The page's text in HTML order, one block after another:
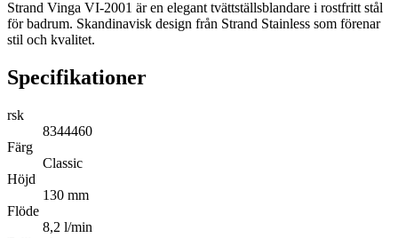
Strand Vinga VI-2001 är en elegant tvättställsblandare i rostfritt stål
för badrum. Skandinavisk design från Strand Stainless som förenar
stil och kvalitet.
Specifikationer
rsk
8344460
Färg
Classic
Höjd
130 mm
Flöde
8,2 l/min